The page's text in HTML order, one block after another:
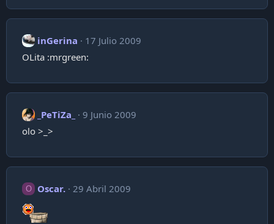
inGerina
17 Julio 2009
OLita :mrgreen:
_PeTiZa_
9 Junio 2009
olo >_>
O Oscar. 29 Abril 2009